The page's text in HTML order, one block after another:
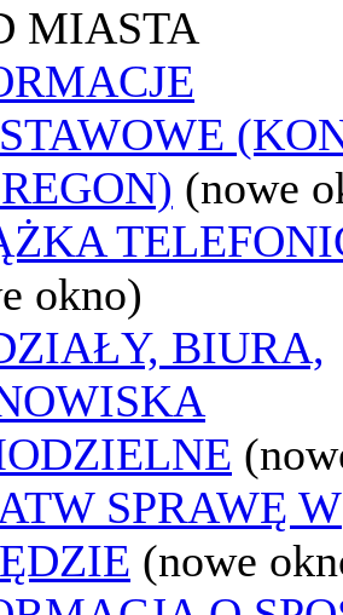
MIASTA
(nowe
okno)
BIURA,
SPRAWĘ W
(nowe